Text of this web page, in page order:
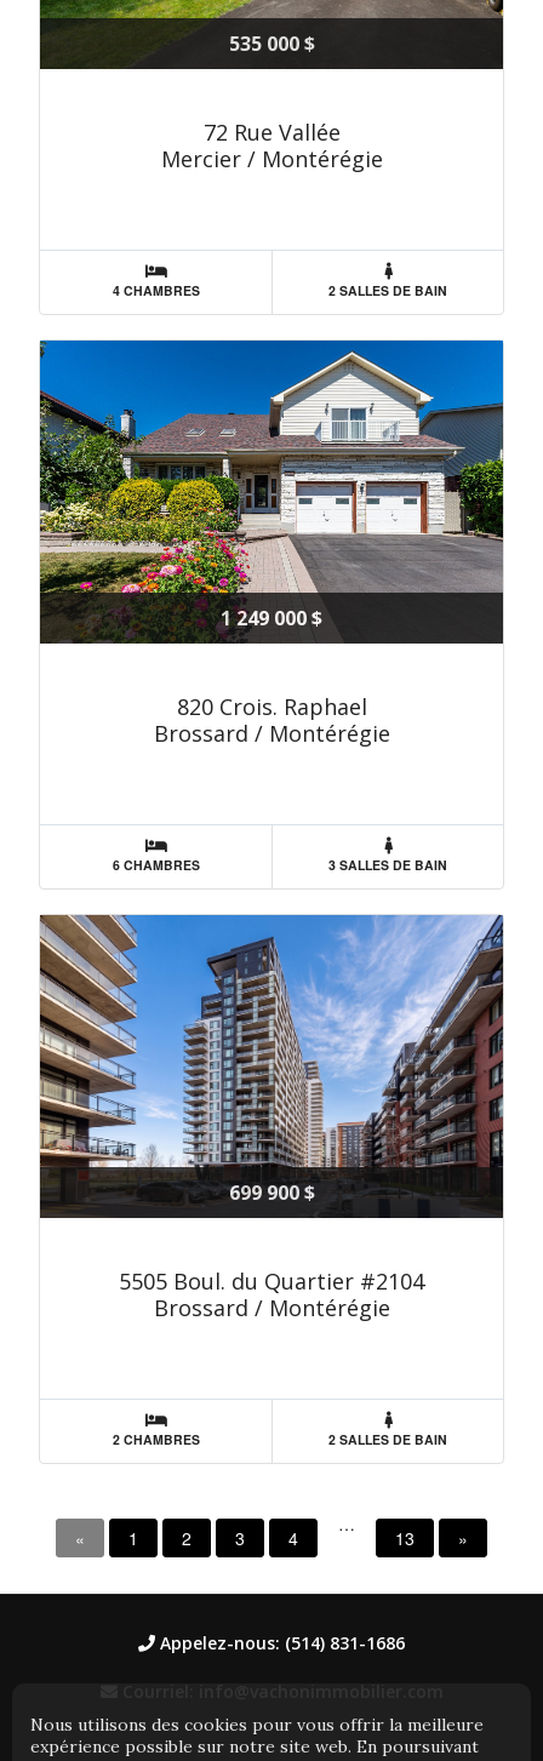
535 000 $
72 Rue Vallée
Mercier / Montérégie
4 CHAMBRES 2 SALLES DE BAIN
1 249 000 $
820 Crois. Raphael
Brossard / Montérégie
6 CHAMBRES 3 SALLES DE BAIN
699 900 $
5505 Boul. du Quartier #2104
Brossard / Montérégie
2 CHAMBRES 2 SALLES DE BAIN
« 1 2 3 4
…
13 »
Nous utilisons des cookies pour vous offrir la meilleure
expérience possible sur notre site web. En poursuivant
Appelez-nous: (514) 831-1686
Courriel: info@vachonimmobilier.com